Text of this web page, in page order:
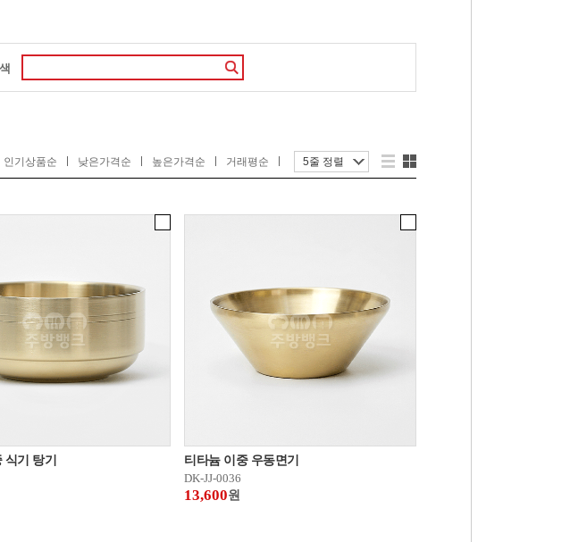
인기상품순 낮은가격순 높은가격순 거래평순 5줄 정렬
기 탕기
티타늄 이중 우동면기
DK-JJ-0036
13,600원